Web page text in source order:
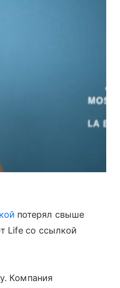
потерял свыше
Life со ссылкой
Компания